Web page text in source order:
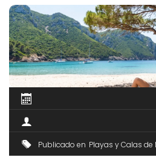
Publicado en Playas y Calas de